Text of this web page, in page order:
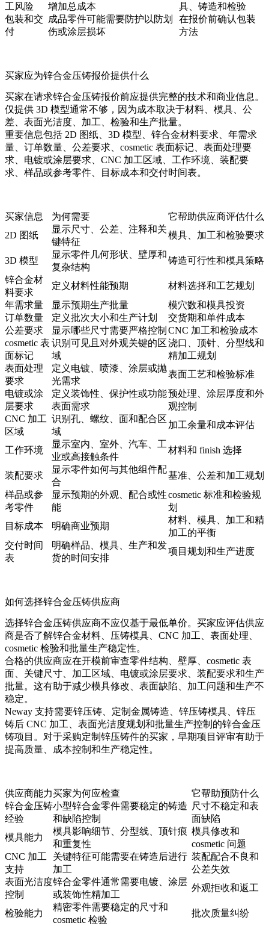
工风险
增加总成本
具、铸造和检验
包装和交
付
成品零件可能需要防护以防划
伤或涂层损坏
在报价前确认包装
方法
买家应为锌合金压铸报价提供什么
买家在请求锌合金压铸报价前应提供完整的技术和商业信息。
仅提供 3D 模型通常不够，因为成本取决于材料、模具、公
差、表面光洁度、加工、检验和生产批量。
重要信息包括 2D 图纸、3D 模型、锌合金材料要求、年需求
量、订单数量、公差要求、cosmetic 表面标记、表面处理要
求、电镀或涂层要求、CNC 加工区域、工作环境、装配要
求、样品或参考零件、目标成本和交付时间表。
买家信息 为何需要
它帮助供应商评估什么
2D 图纸
显示尺寸、公差、注释和关
键特征
模具、加工和检验要求
3D 模型
显示零件几何形状、壁厚和
复杂结构
铸造可行性和模具策略
锌合金材
料要求
定义材料性能预期
材料选择和工艺规划
年需求量
显示预期生产批量
模穴数和模具投资
订单数量
定义批次大小和生产计划
交货期和单件成本
公差要求
显示哪些尺寸需要严格控制 CNC 加工和检验成本
cosmetic 表
面标记
识别可见且对外观关键的区
域
浇口、顶针、分型线和
精加工规划
表面处理
要求
定义电镀、喷漆、涂层或抛
光需求
表面工艺和检验标准
电镀或涂
层要求
定义装饰性、保护性或功能
表面需求
预处理、涂层厚度和外
观控制
CNC 加工
区域
识别孔、螺纹、面和配合区
域
加工余量和成本评估
工作环境
显示室内、室外、汽车、工
业或高接触条件
材料和 finish 选择
装配要求
显示零件如何与其他组件配
合
基准、公差和加工规划
样品或参
考零件
显示预期的外观、配合或性
能
cosmetic 标准和检验规
划
目标成本
明确商业预期
材料、模具、加工和精
加工的平衡
交付时间
表
明确样品、模具、生产和发
货的时间安排
项目规划和生产进度
如何选择锌合金压铸供应商
选择锌合金压铸供应商不应仅基于最低单价。买家应评估供应
商是否了解锌合金材料、压铸模具、CNC 加工、表面处理、
cosmetic 检验和批量生产稳定性。
合格的供应商应在开模前审查零件结构、壁厚、cosmetic 表
面、关键尺寸、加工区域、电镀或涂层要求、装配要求和生产
批量。这有助于减少模具修改、表面缺陷、加工问题和生产不
稳定。
Neway 支持需要锌压铸、定制金属铸造、 锌压铸模具、锌压
铸后 CNC 加工、表面光洁度规划和批量生产控制的锌合金压
铸项目。对于采购定制锌压铸件的买家，早期项目评审有助于
提高质量、成本控制和生产稳定性。
供应商能力买家为何应检查
它帮助预防什么
锌合金压铸
经验
小型锌合金零件需要稳定的铸造
和缺陷控制
尺寸不稳定和表
面缺陷
模具能力
模具影响细节、分型线、顶针痕
和重复性
模具修改和
cosmetic 问题
CNC 加工
支持
关键特征可能需要在铸造后进行
加工
装配配合不良和
公差失效
表面光洁度
控制
锌合金零件通常需要电镀、涂层
或装饰性精加工
外观拒收和返工
检验能力
精密零件需要稳定的尺寸和
cosmetic 检验
批次质量纠纷